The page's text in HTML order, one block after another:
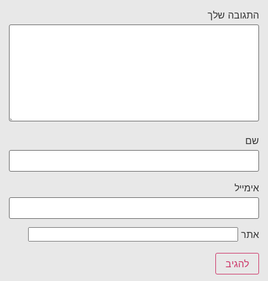
התגובה שלך
שם
אימייל
אתר